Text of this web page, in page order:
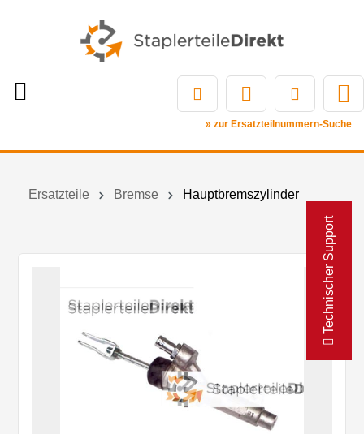
Technischer Support
» zur Ersatzteilnummern-Suche
Ersatzteile Bremse Hauptbremszylinder